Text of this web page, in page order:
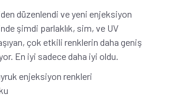
düzenlendi ve yeni enjeksiyon
şimdi parlaklık, sim, ve UV
çok etkili renklerin daha geniş
En iyi sadece daha iyi oldu.
enjeksiyon renkleri